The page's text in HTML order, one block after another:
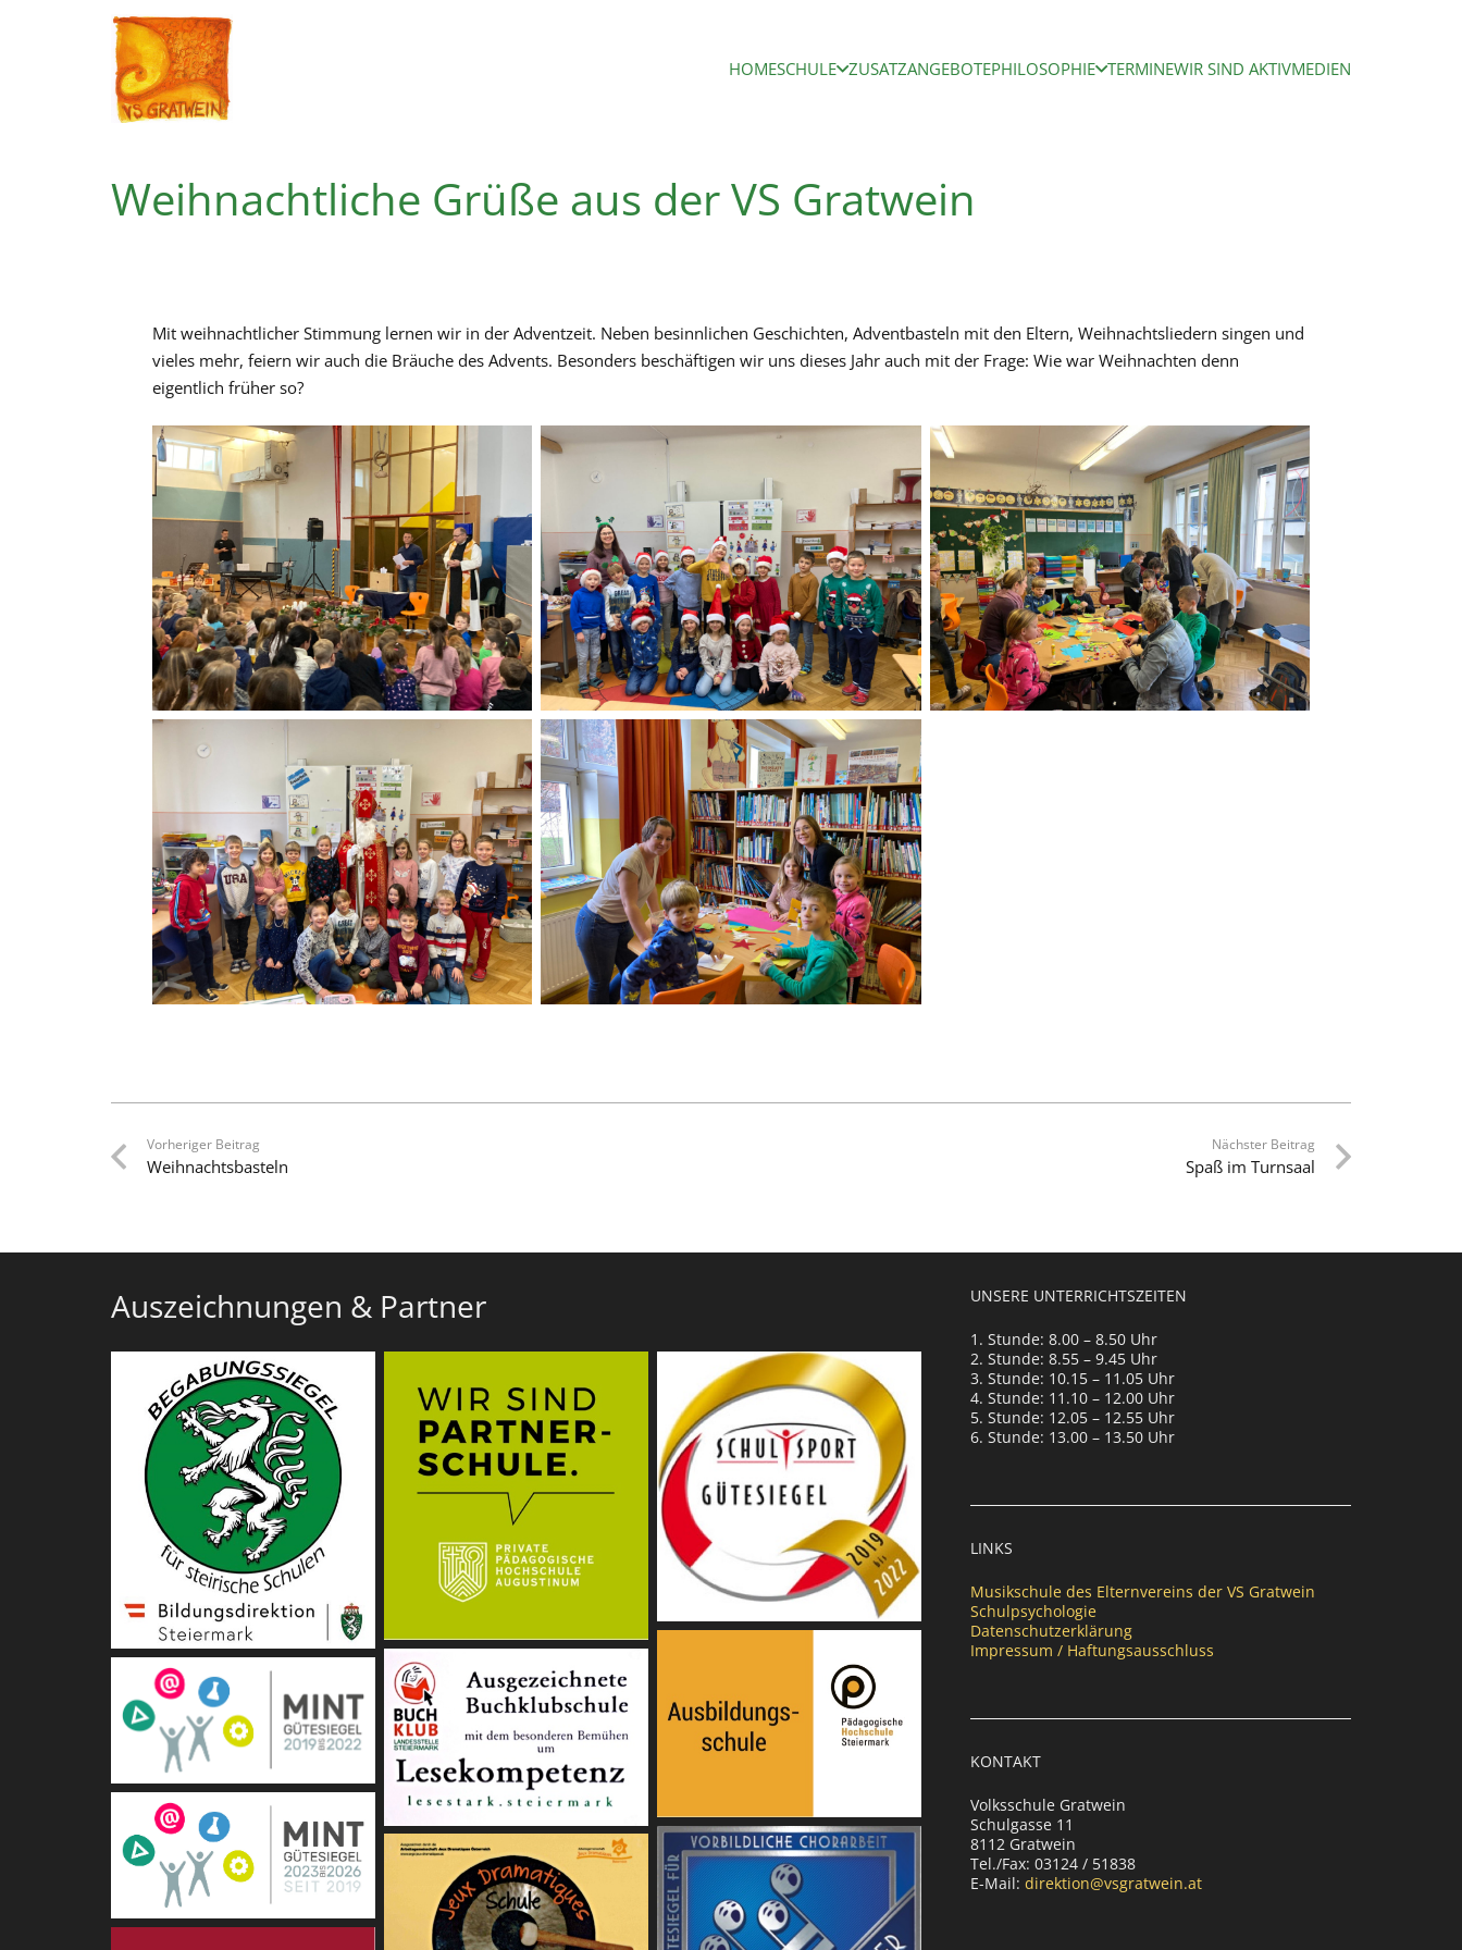
HOMESCHULE ZUSATZANGEBOTEPHILOSOPHIE TERMINEWIR SIND AKTIVMEDIEN
Weihnachtliche Grüße aus der VS Gratwein
Mit weihnachtlicher Stimmung lernen wir in der Adventzeit. Neben besinnlichen Geschichten, Adventbasteln mit den Eltern, Weihnachtsliedern singen und
vieles mehr, feiern wir auch die Bräuche des Advents. Besonders beschäftigen wir uns dieses Jahr auch mit der Frage: Wie war Weihnachten denn
eigentlich früher so?
Vorheriger Beitrag
Weihnachtsbasteln
Nächster Beitrag
Spaß im Turnsaal
Auszeichnungen & Partner UNSERE UNTERRICHTSZEITEN
1. Stunde: 8.00 – 8.50 Uhr
2. Stunde: 8.55 – 9.45 Uhr
3. Stunde: 10.15 – 11.05 Uhr
4. Stunde: 11.10 – 12.00 Uhr
5. Stunde: 12.05 – 12.55 Uhr
6. Stunde: 13.00 – 13.50 Uhr
LINKS
Musikschule des Elternvereins der VS Gratwein
Schulpsychologie
Datenschutzerklärung
Impressum / Haftungsausschluss
KONTAKT
Volksschule Gratwein
Schulgasse 11
8112 Gratwein
Tel./Fax: 03124 / 51838
E-Mail: direktion@vsgratwein.at